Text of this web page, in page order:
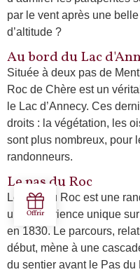
par le vent après une
d’altitude ?
Au bord du Lac
Située à deux pas de
Roc de Chère est un
le Lac d’Annecy. Ces
droits : la végétation, les
sont plus nombreux, pour
randonneurs.
Le pas du Roc
Le Pas du Roc est une
une expérience unique
en 1830. Le parcours,
début, mène à une
du sentier avant le Pas